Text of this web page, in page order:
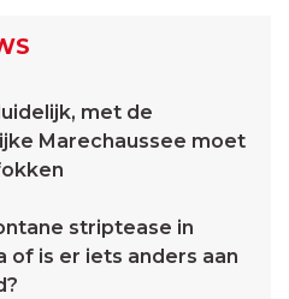
met de
Marechaussee moet
striptease in
of is er iets anders aan